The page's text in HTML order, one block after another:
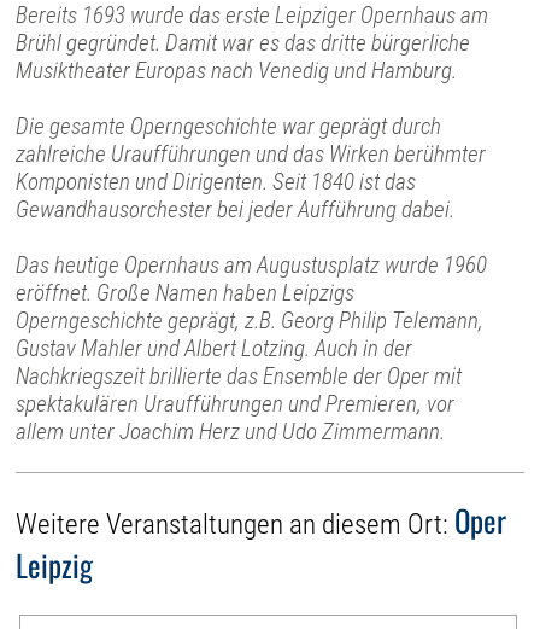
Bereits 1693 wurde das erste Leipziger Opernhaus am
Brühl gegründet. Damit war es das dritte bürgerliche
Musiktheater Europas nach Venedig und Hamburg.
Die gesamte Operngeschichte war geprägt durch
zahlreiche Uraufführungen und das Wirken berühmter
Komponisten und Dirigenten. Seit 1840 ist das
Gewandhausorchester bei jeder Aufführung dabei.
Das heutige Opernhaus am Augustusplatz wurde 1960
eröffnet. Große Namen haben Leipzigs
Operngeschichte geprägt, z.B. Georg Philip Telemann,
Gustav Mahler und Albert Lotzing. Auch in der
Nachkriegszeit brillierte das Ensemble der Oper mit
spektakulären Uraufführungen und Premieren, vor
allem unter Joachim Herz und Udo Zimmermann.
Weitere Veranstaltungen an diesem Ort: Oper
Leipzig